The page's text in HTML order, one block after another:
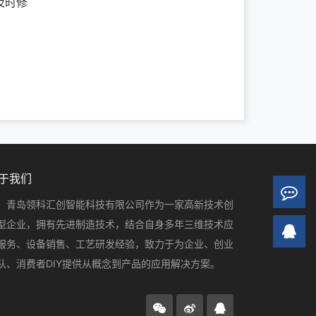
我们
青岛领科汇创智能科技有限公司作为一家高新技术创
企业，拥有先进制造技术，结合自身多年三维技术应
务、设备销售、工艺研发经验，致力于为企业、创业
、消费者DIY提供从概念到产品的应用解决方案。